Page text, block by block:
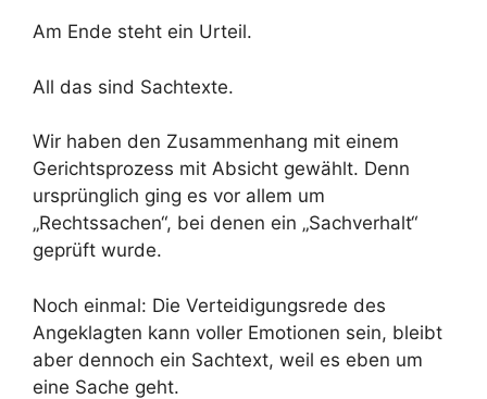
Am Ende steht ein Urteil.
All das sind Sachtexte.
Wir haben den Zusammenhang mit einem
Gerichtsprozess mit Absicht gewählt. Denn
ursprünglich ging es vor allem um
„Rechtssachen“, bei denen ein „Sachverhalt“
geprüft wurde.
Noch einmal: Die Verteidigungsrede des
Angeklagten kann voller Emotionen sein, bleibt
aber dennoch ein Sachtext, weil es eben um
eine Sache geht.